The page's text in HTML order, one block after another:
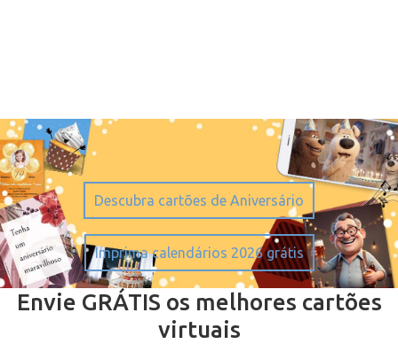
Envie GRÁTIS os melhores cartões
virtuais
Descubra cartões de Aniversário
Imprima calendários 2026 grátis